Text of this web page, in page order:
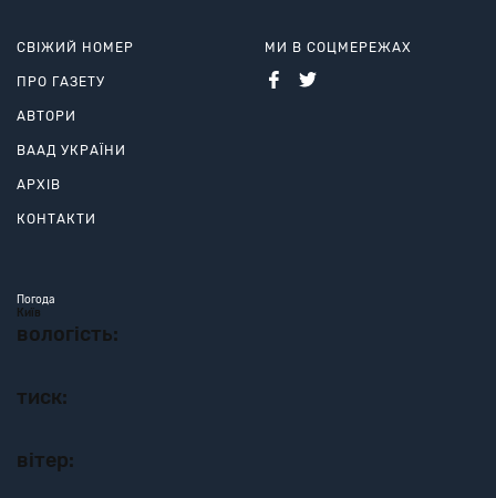
СВІЖИЙ НОМЕР
ПРО ГАЗЕТУ
АВТОРИ
ВААД УКРАЇНИ
АРХІВ
КОНТАКТИ
МИ В СОЦМЕРЕЖАХ
Погода
Київ
вологість:
тиск:
вітер: